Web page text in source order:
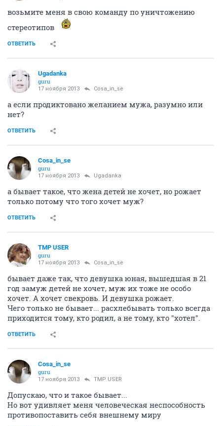
возьмите меня в свою команду по уничтожению
стереотипов
ОТВЕТИТЬ
Ugadanka
guru
17 ноября 2013 Cosa_in_se
а если продиктовано желанием мужа, разумно или
нет?
ОТВЕТИТЬ
Cosa_in_se
guru
17 ноября 2013 Ugadanka
а бывает такое, что жена детей не хочет, но рожает
только потому что того хочет муж?
ОТВЕТИТЬ
TMP USER
guru
17 ноября 2013 Cosa_in_se
бывает даже так, что девушка юная, вышедшая в 21
год замуж детей не хочет, муж их тоже не особо
хочет. А хочет свекровь. И девушка рожает.
Чего только не бывает... расхлебывать только всегда
приходится тому, кто родил, а не тому, кто "хотел".
ОТВЕТИТЬ
Cosa_in_se
guru
17 ноября 2013 TMP USER
Допускаю, что и такое бывает...
Но вот удивляет меня человеческая неспособность
противопоставить себя внешнему миру